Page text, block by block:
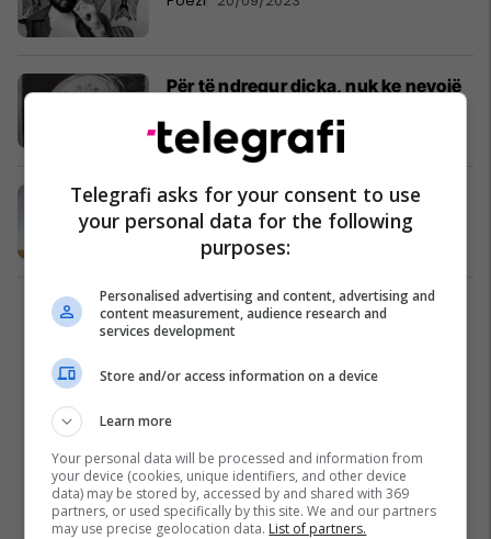
Për të ndrequr diçka, nuk ke nevojë
Fjala+ 06/09/2023
Suksesi i mediokritetit …
Fjala+ 03/03/2023
1
Telegrafi asks for your consent to use
your personal data for the following
purposes:
Personalised advertising and content, advertising and
content measurement, audience research and
services development
Store and/or access information on a device
Learn more
Your personal data will be processed and information from
your device (cookies, unique identifiers, and other device
data) may be stored by, accessed by and shared with 369
partners, or used specifically by this site. We and our partners
may use precise geolocation data. List of partners.